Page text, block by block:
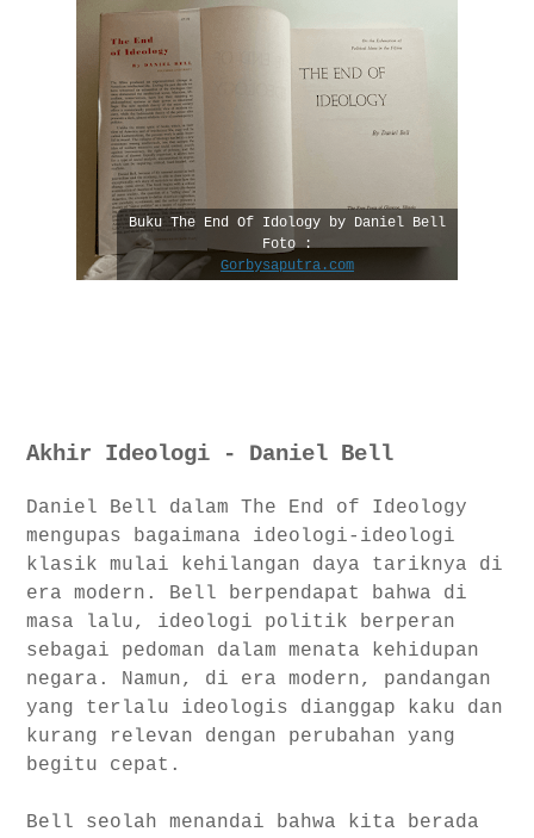
Buku The End Of Idology by Daniel Bell
Foto :
Gorbysaputra.com
Akhir Ideologi - Daniel Bell
Daniel Bell dalam The End of Ideology
mengupas bagaimana ideologi-ideologi
klasik mulai kehilangan daya tariknya di
era modern. Bell berpendapat bahwa di
masa lalu, ideologi politik berperan
sebagai pedoman dalam menata kehidupan
negara. Namun, di era modern, pandangan
yang terlalu ideologis dianggap kaku dan
kurang relevan dengan perubahan yang
begitu cepat.
Bell seolah menandai bahwa kita berada